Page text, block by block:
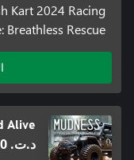
Kart 2024 Racing
Breathless Rescue
Alive
د.ت.‏ 53,000